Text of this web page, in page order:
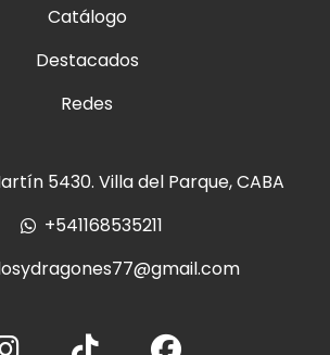
Catálogo
Destacados
Redes
5430. Villa del Parque, CABA
+541168535211